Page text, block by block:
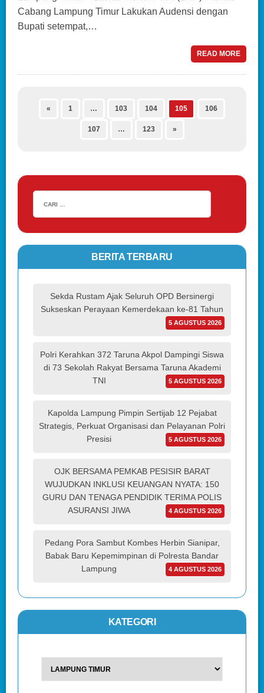
Cabang Lampung Timur Lakukan Audensi dengan
Bupati setempat,…
READ MORE
« 1 … 103 104 105 106
107 … 123 »
BERITA TERBARU
Sekda Rustam Ajak Seluruh OPD Bersinergi
Sukseskan Perayaan Kemerdekaan ke-81 Tahun
5 AGUSTUS 2026
Polri Kerahkan 372 Taruna Akpol Dampingi Siswa
di 73 Sekolah Rakyat Bersama Taruna Akademi
TNI
5 AGUSTUS 2026
Kapolda Lampung Pimpin Sertijab 12 Pejabat
Strategis, Perkuat Organisasi dan Pelayanan Polri
Presisi
5 AGUSTUS 2026
OJK BERSAMA PEMKAB PESISIR BARAT
WUJUDKAN INKLUSI KEUANGAN NYATA: 150
GURU DAN TENAGA PENDIDIK TERIMA POLIS
ASURANSI JIWA
4 AGUSTUS 2026
Pedang Pora Sambut Kombes Herbin Sianipar,
Babak Baru Kepemimpinan di Polresta Bandar
Lampung
4 AGUSTUS 2026
KATEGORI